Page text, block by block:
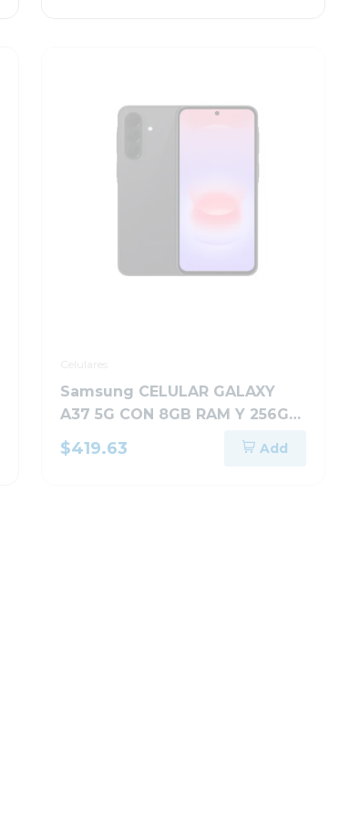
Celulares
Samsung CELULAR GALAXY
A37 5G CON 8GB RAM Y 256GB
ALMACENAMIENTO NEGRO
A376BB
$419.63 Add